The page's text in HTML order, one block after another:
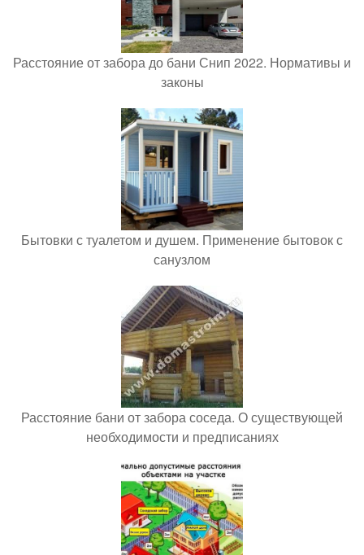
Расстояние от забора до бани Снип 2022. Нормативы и
законы
Бытовки с туалетом и душем. Применение бытовок с
санузлом
Расстояние бани от забора соседа. О существующей
необходимости и предписаниях